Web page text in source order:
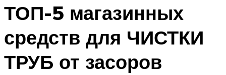
ТОП-5 магазинных
средств для ЧИСТКИ
ТРУБ от засоров